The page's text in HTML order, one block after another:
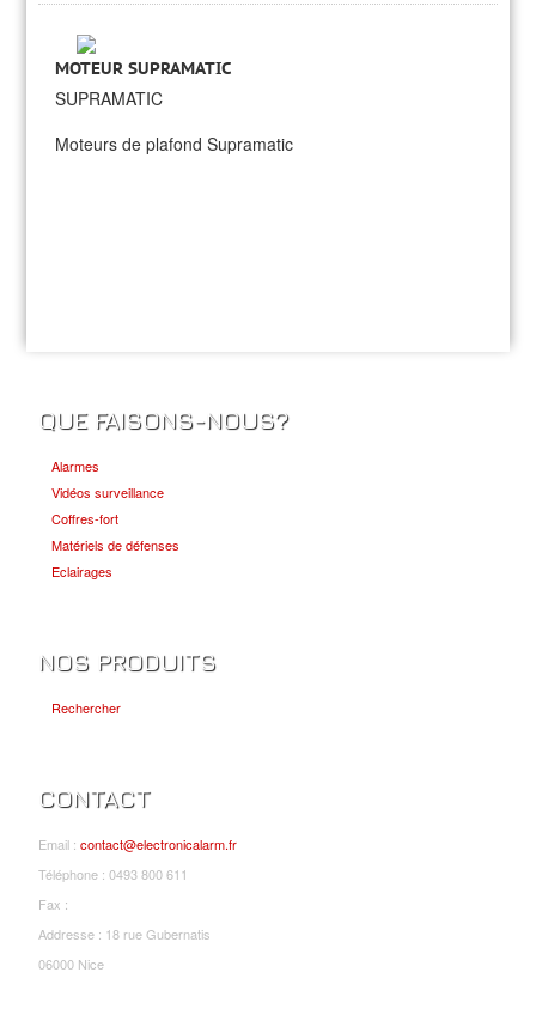
MOTEUR SUPRAMATIC
SUPRAMATIC
Moteurs de plafond Supramatic
QUE FAISONS-NOUS?
Alarmes
Vidéos surveillance
Coffres-fort
Matériels de défenses
Eclairages
NOS PRODUITS
Rechercher
CONTACT
Email :contact@electronicalarm.fr
Téléphone : 0493 800 611
Fax :
Addresse : 18 rue Gubernatis
06000 Nice